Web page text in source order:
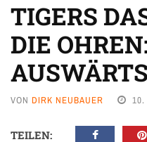
TIGERS
DIE
VON DIRK NEUBAUER 10.
TEILEN: